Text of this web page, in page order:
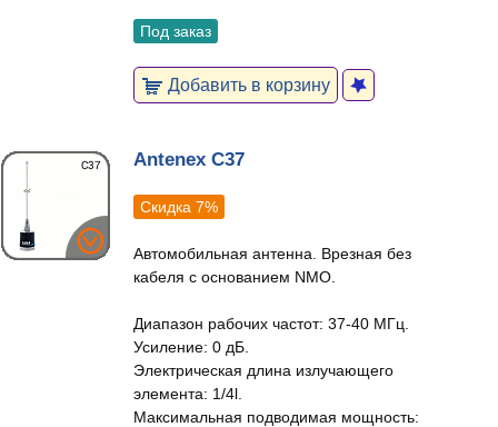
Под заказ
Добавить в корзину
Antenex C37
Скидка 7%
Автомобильная антенна. Врезная без
кабеля с основанием NMO.
Диапазон рабочих частот: 37-40 МГц.
Усиление: 0 дБ.
Электрическая длина излучающего
элемента: 1/4l.
Максимальная подводимая мощность: